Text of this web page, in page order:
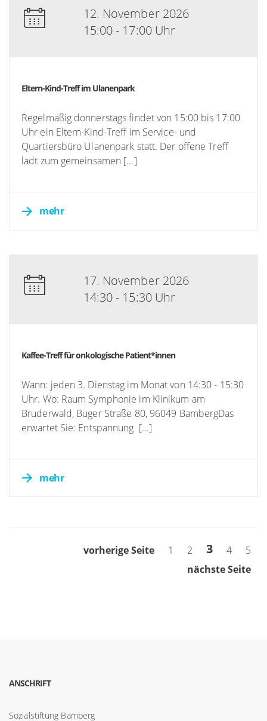
12. November 2026
15:00 - 17:00 Uhr
Eltern-Kind-Treff im Ulanenpark
Regelmäßig donnerstags findet von 15:00 bis 17:00
Uhr ein Eltern-Kind-Treff im Service- und
Quartiersbüro Ulanenpark statt. Der offene Treff
lädt zum gemeinsamen [...]
mehr
17. November 2026
14:30 - 15:30 Uhr
Kaffee-Treff für onkologische Patient*innen
Wann: jeden 3. Dienstag im Monat von 14:30 - 15:30
Uhr. Wo: Raum Symphonie im Klinikum am
Bruderwald, Buger Straße 80, 96049 BambergDas
erwartet Sie: Entspannung [...]
mehr
vorherige Seite 1 2 3 4
5
nächste Seite
ANSCHRIFT
Sozialstiftung Bamberg